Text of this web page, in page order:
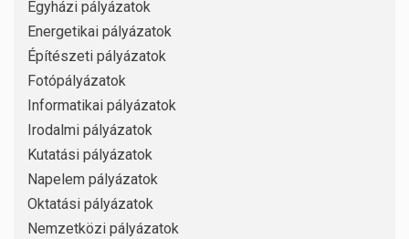
Egyházi pályázatok
Energetikai pályázatok
Építészeti pályázatok
Fotópályázatok
Informatikai pályázatok
Irodalmi pályázatok
Kutatási pályázatok
Napelem pályázatok
Oktatási pályázatok
Nemzetközi pályázatok